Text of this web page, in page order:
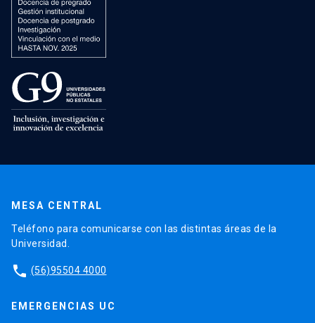
MESA CENTRAL
Teléfono para comunicarse con las distintas áreas de la
Universidad.
phone (56)95504 4000
EMERGENCIAS UC